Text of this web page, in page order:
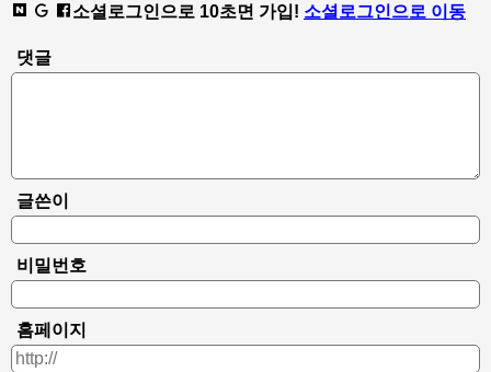
소셜로그인으로 10초면 가입! 소셜로그인으로 이동
댓글
글쓴이
비밀번호
홈페이지